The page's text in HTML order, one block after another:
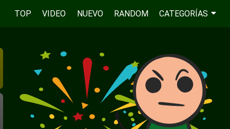
TOP VIDEO NUEVO RANDOM CATEGORÍAS